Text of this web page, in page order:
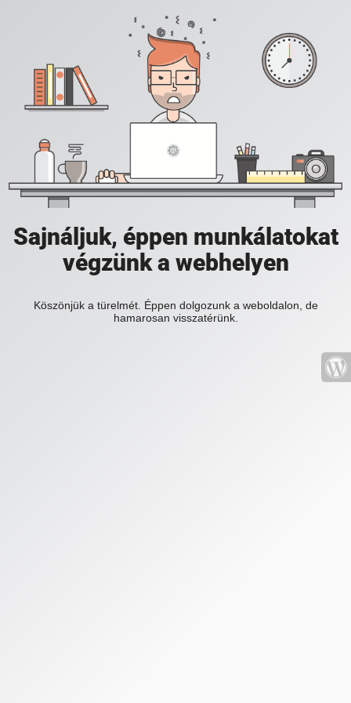
Sajnáljuk, éppen munkálatokat
végzünk a webhelyen
Köszönjük a türelmét. Éppen dolgozunk a weboldalon, de
hamarosan visszatérünk.